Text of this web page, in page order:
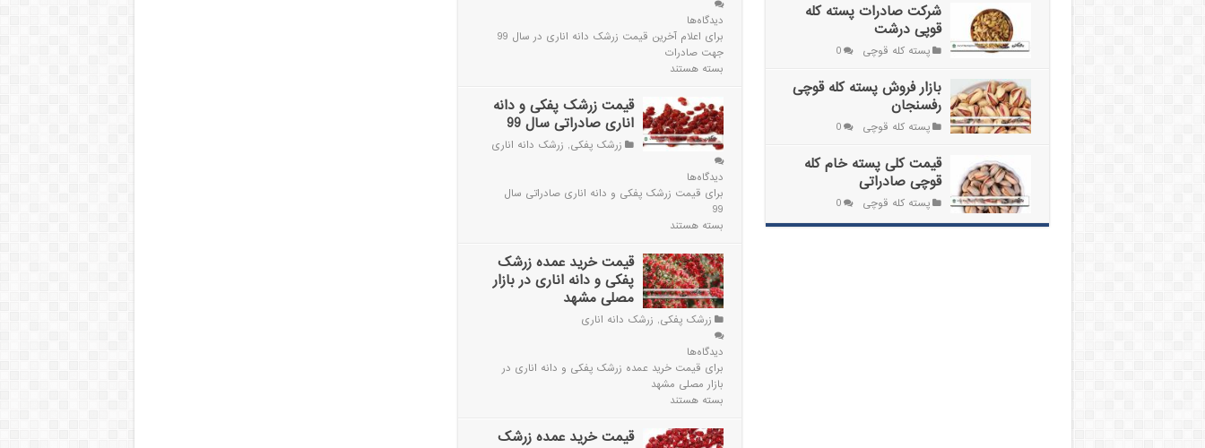
دیدگاه‌ها
برای اعلام آخرین قیمت زرشک دانه اناری در سال 99
جهت صادرات
بسته هستند
قیمت زرشک پفکی و دانه
اناری صادراتی سال 99
زرشک پفکی, زرشک دانه اناری
دیدگاه‌ها
برای قیمت زرشک پفکی و دانه اناری صادراتی سال
99
بسته هستند
قیمت خرید عمده زرشک
پفکی و دانه اناری در بازار
مصلی مشهد
زرشک پفکی, زرشک دانه اناری
دیدگاه‌ها
برای قیمت خرید عمده زرشک پفکی و دانه اناری در
بازار مصلی مشهد
بسته هستند
قیمت خرید عمده زرشک
شرکت صادرات پسته کله
قوپی درشت
پسته کله قوچی 0
بازار فروش پسته کله قوچی
رفسنجان
پسته کله قوچی 0
قیمت کلی پسته خام کله
قوچی صادراتی
پسته کله قوچی 0